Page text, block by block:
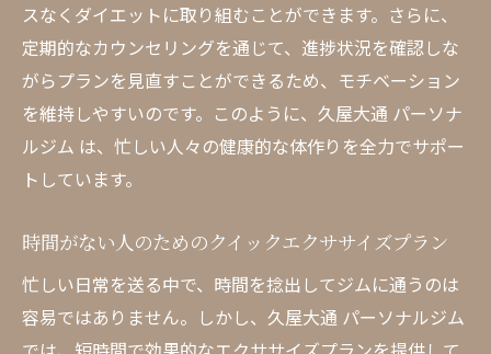
スなくダイエットに取り組むことができます。さらに、
定期的なカウンセリングを通じて、進捗状況を確認しな
がらプランを見直すことができるため、モチベーション
を維持しやすいのです。このように、久屋大通 パーソナ
ルジム は、忙しい人々の健康的な体作りを全力でサポー
トしています。
時間がない人のためのクイックエクササイズプラン
忙しい日常を送る中で、時間を捻出してジムに通うのは
容易ではありません。しかし、久屋大通 パーソナルジム